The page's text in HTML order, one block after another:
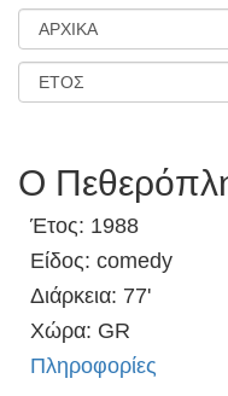
Ο
Έτος: 1988
Είδος: comedy
Διάρκεια: 77'
Χώρα: GR
Πληροφορίες